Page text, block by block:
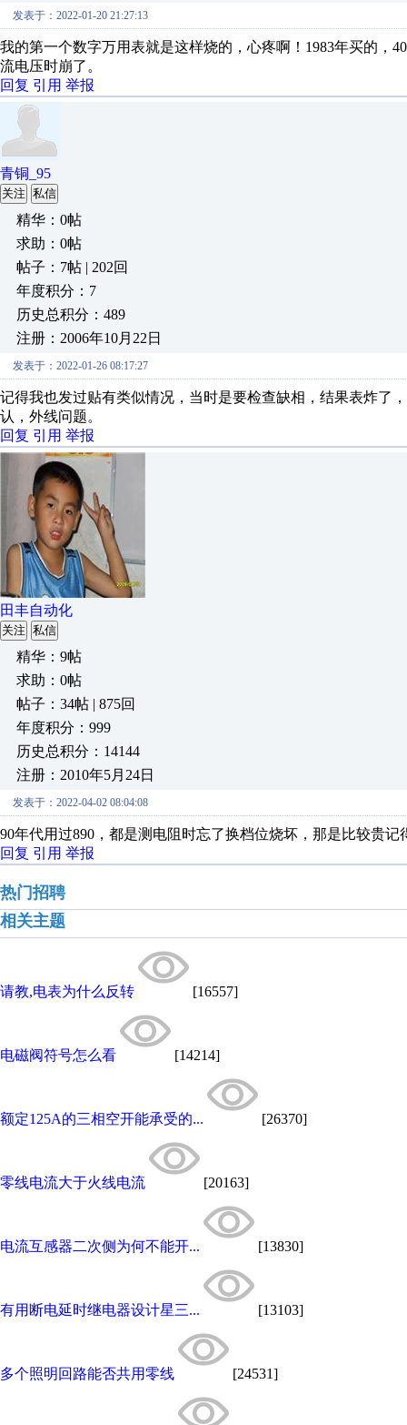
发表于：2022-01-20 21:27:13
我的第一个数字万用表就是这样烧的，心疼啊！1983年买的，
流电压时崩了。
回复 引用 举报
青铜_95
关注 私信
精华：0帖
求助：0帖
帖子：7帖 | 202回
年度积分：7
历史总积分：489
注册：2006年10月22日
发表于：2022-01-26 08:17:27
记得我也发过贴有类似情况，当时是要检查缺相，结果表炸了
认，外线问题。
回复 引用 举报
田丰自动化
关注 私信
精华：9帖
求助：0帖
帖子：34帖 | 875回
年度积分：999
历史总积分：14144
注册：2010年5月24日
发表于：2022-04-02 08:04:08
90年代用过890，都是测电阻时忘了换档位烧坏，那是比较贵记
回复 引用 举报
热门招聘
相关主题
请教,电表为什么反转 [16557]
电磁阀符号怎么看 [14214]
额定125A的三相空开能承受的... [26370]
零线电流大于火线电流 [20163]
电流互感器二次侧为何不能开... [13830]
有用断电延时继电器设计星三... [13103]
多个照明回路能否共用零线 [24531]